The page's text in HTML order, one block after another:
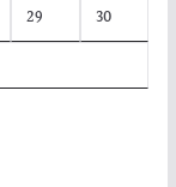
29
30